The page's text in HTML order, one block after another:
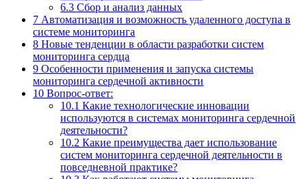
6.3 Сбор и анализ данных
7 Автоматизация и возможность удаленного доступа в
системе мониторинга
8 Новые тенденции в области разработки систем
мониторинга сердца
9 Особенности применения и запуска системы
мониторинга сердечной активности
10 Вопрос-ответ:
10.1 Какие технологические инновации
используются в системах мониторинга сердечной
деятельности?
10.2 Какие преимущества дает использование
систем мониторинга сердечной деятельности в
повседневной практике?